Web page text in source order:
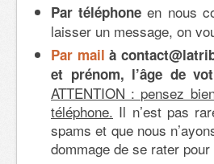
Par téléphone en nous
laisser un message, on
Par mail à
et prénom, l’âge de
ATTENTION : pensez
téléphone. Il n’est pas
spams et que nous
dommage de se rater